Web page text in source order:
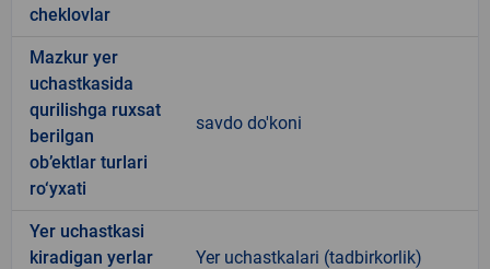
cheklovlar
Mazkur yer
uchastkasida
qurilishga ruxsat
berilgan
ob’ektlar turlari
ro‘yxati
savdo do'koni
Yer uchastkasi
kiradigan yerlar
Yer uchastkalari (tadbirkorlik)